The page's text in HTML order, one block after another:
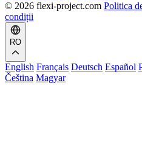
© 2026 flexi-project.com Politica
condiții
RO
English Français Deutsch Español
Čeština Magyar